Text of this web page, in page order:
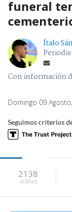
funeral
Ítalo
Con información
Domingo 09
Seguimos criterios
2138
visitas